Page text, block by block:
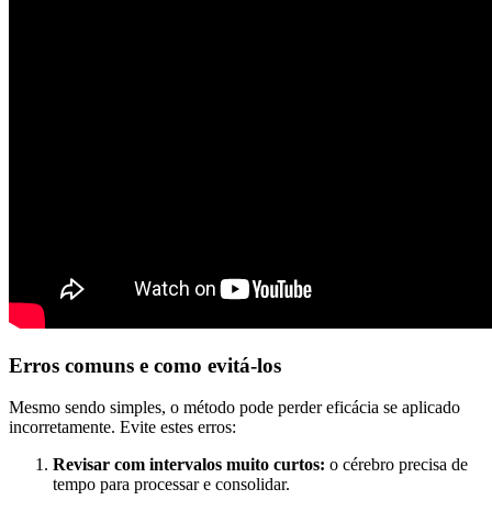
Erros comuns e como evitá-los
Mesmo sendo simples, o método pode perder eficácia se aplicado
incorretamente. Evite estes erros:
Revisar com intervalos muito curtos: o cérebro precisa de
tempo para processar e consolidar.